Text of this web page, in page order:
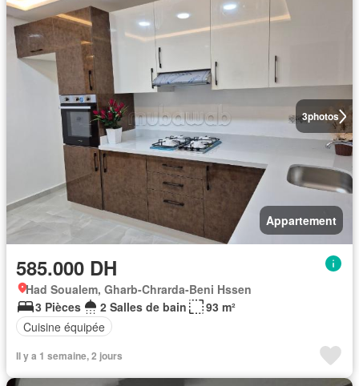
3photos
Appartement
585.000 DH
Had Soualem, Gharb-Chrarda-Beni Hssen
3 Pièces
2 Salles de bain
93 m²
Cuisine équipée
Il y a 1 semaine, 2 jours